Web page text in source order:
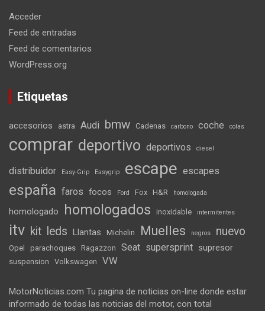
Acceder
Feed de entradas
Feed de comentarios
WordPress.org
Etiquetas
accesorios astra Audi bmw Cadenas carbono coche colas
comprar deportivo deportivos diesel
distribuidor Easy-Grip Easygrip escape escapes
españa faros focos Ford Fox H&R homologada
homologado homologados inoxidable intermitentes
itv kit leds Llantas Michelin Muelles negros nuevo
Opel parachoques Ragazzon Seat supersprint supresor
suspension Volkswagen VW
MotorNoticias.com Tu pagina de noticias on-line donde estar
informado de todas las noticias del motor, con total